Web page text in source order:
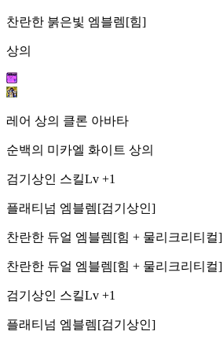
찬란한 붉은빛 엠블렘[힘]
상의
레어 상의 클론 아바타
순백의 미카엘 화이트 상의
검기상인 스킬Lv +1
플래티넘 엠블렘[검기상인]
찬란한 듀얼 엠블렘[힘 + 물리크리티컬]
찬란한 듀얼 엠블렘[힘 + 물리크리티컬]
검기상인 스킬Lv +1
플래티넘 엠블렘[검기상인]